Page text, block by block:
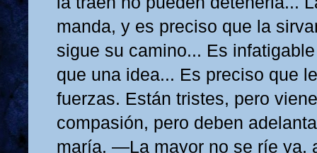
manda, y es preciso que la
sigue su camino... Es
que una idea... Es preciso que
fuerzas. Están tristes, pero
compasión, pero deben
maría. —La mayor no se ríe ya,